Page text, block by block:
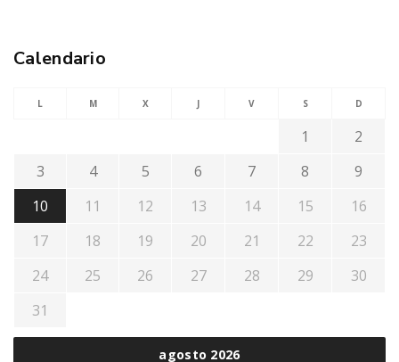
Calendario
agosto 2026
L M X J V S D
1
2
3
4 5 6 7 8
9
10
11 12 13 14 15
16
17
18 19 20 21 22
23
24
25 26 27 28 29
30
31